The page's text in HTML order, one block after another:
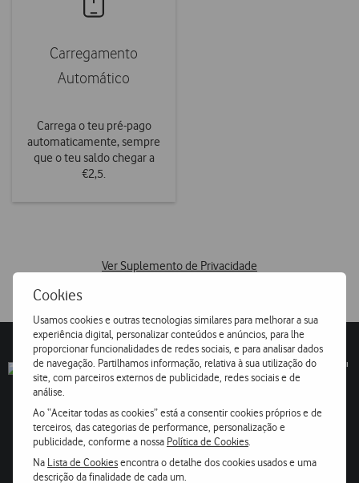
Cookies
Usamos cookies e outras tecnologias similares para melhorar a sua
experiência digital, personalizar conteúdos e anúncios, para lhe
proporcionar funcionalidades de redes sociais, e para analisar dados
de navegação. Partilhamos informação, relativa à sua utilização do
site, com parceiros externos de publicidade, redes sociais e de
análise.
Ao “Aceitar todas as cookies” está a consentir cookies próprios e de
terceiros, das categorias de performance, personalização e
publicidade, conforme a nossa Política de Cookies
Na Lista de Cookiesencontra o detalhe dos cookies usados e uma
descrição da finalidade de cada um.
Carregamento
Automático
Carrega o teu pré-pago
automaticamente, sempre
que o teu saldo chegar a
€2,5.
Ver Suplemento de Privacidade
Gestão de Saldo na App My Vodafone
Se preferires, também podes aceder aos serviços Gestão de